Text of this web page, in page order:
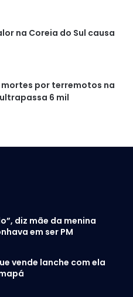
na Coreia do Sul causa
mortes por terremotos na
6 mil
diz mãe da menina
em ser PM
vende lanche com ela